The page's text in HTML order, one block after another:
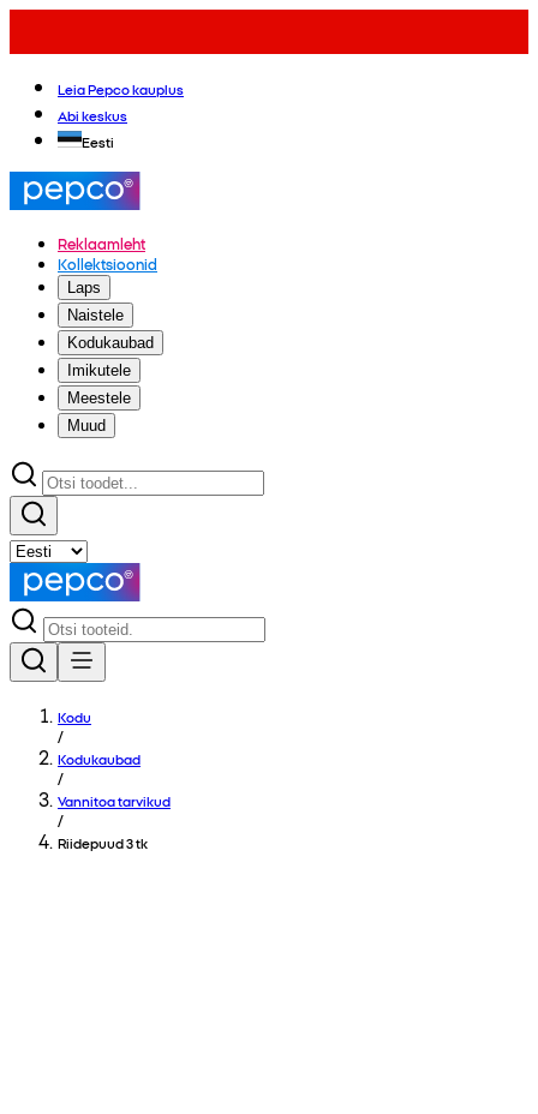
Leia Pepco kauplus
Abi keskus
Eesti
Reklaamleht
Kollektsioonid
Laps
Naistele
Kodukaubad
Imikutele
Meestele
Muud
Kodu
/
Kodukaubad
/
Vannitoa tarvikud
/
Riidepuud 3 tk